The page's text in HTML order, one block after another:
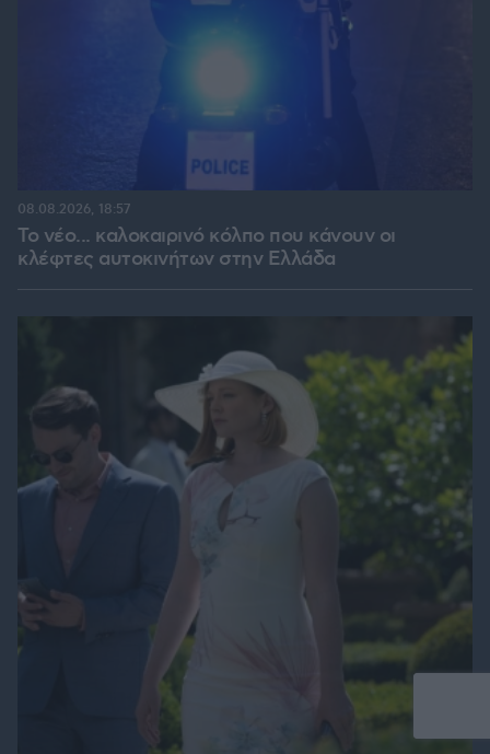
Το νέο... καλοκαιρινό κόλπο που κάνουν οι
κλέφτες αυτοκινήτων στην Ελλάδα
08.08.2026, 18:57